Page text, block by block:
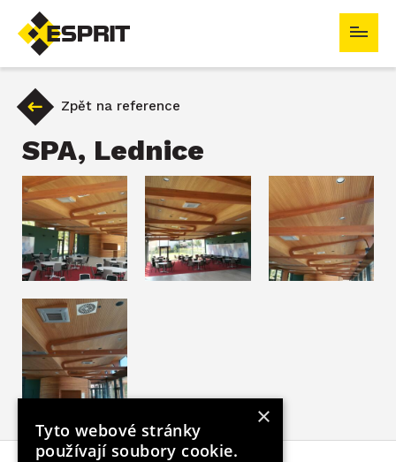
ESPRIT s.r.o.
Zpět na reference
SPA, Lednice
×
Tyto webové stránky
používají soubory cookie.